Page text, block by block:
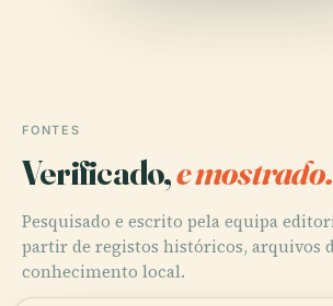
FONTES
Verificado,e mostrado.
Pesquisado e escrito pela equipa
partir de registos históricos, arquivos
conhecimento local.